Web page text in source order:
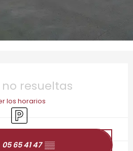
no resueltas
los horarios
Aparcamiento
05 65 41 47 ▒▒